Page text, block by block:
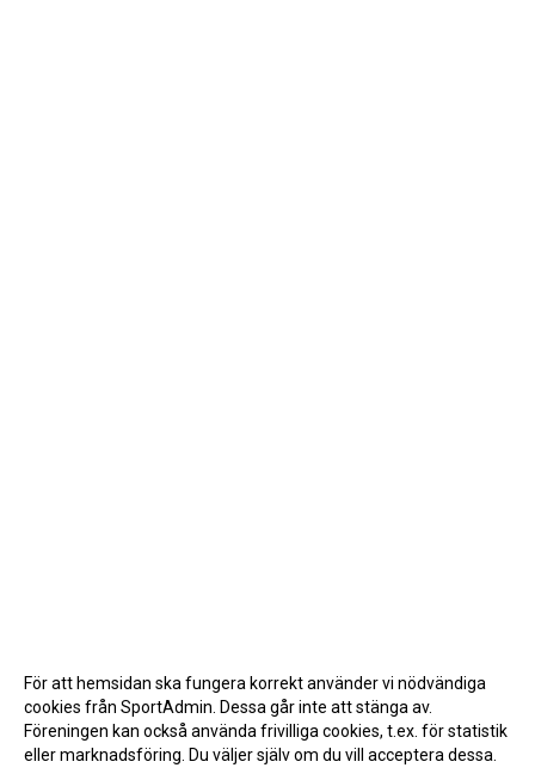
För att hemsidan ska fungera korrekt använder vi nödvändiga
cookies från SportAdmin. Dessa går inte att stänga av.
Föreningen kan också använda frivilliga cookies, t.ex. för statistik
eller marknadsföring. Du väljer själv om du vill acceptera dessa.